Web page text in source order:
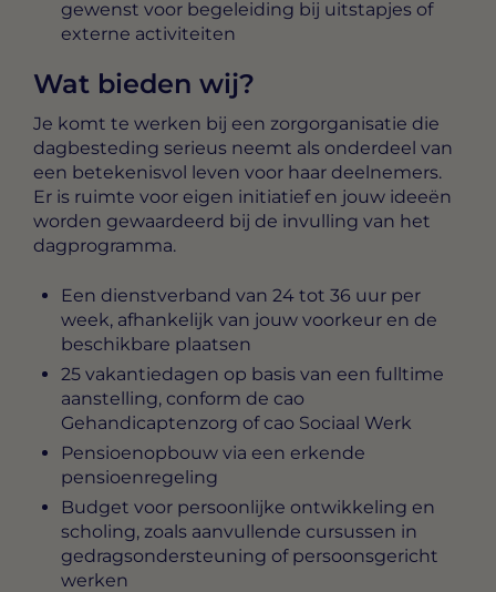
gewenst voor begeleiding bij uitstapjes of
externe activiteiten
Wat bieden wij?
Je komt te werken bij een zorgorganisatie die
dagbesteding serieus neemt als onderdeel van
een betekenisvol leven voor haar deelnemers.
Er is ruimte voor eigen initiatief en jouw ideeën
worden gewaardeerd bij de invulling van het
dagprogramma.
Een dienstverband van 24 tot 36 uur per
week, afhankelijk van jouw voorkeur en de
beschikbare plaatsen
25 vakantiedagen op basis van een fulltime
aanstelling, conform de cao
Gehandicaptenzorg of cao Sociaal Werk
Pensioenopbouw via een erkende
pensioenregeling
Budget voor persoonlijke ontwikkeling en
scholing, zoals aanvullende cursussen in
gedragsondersteuning of persoonsgericht
werken